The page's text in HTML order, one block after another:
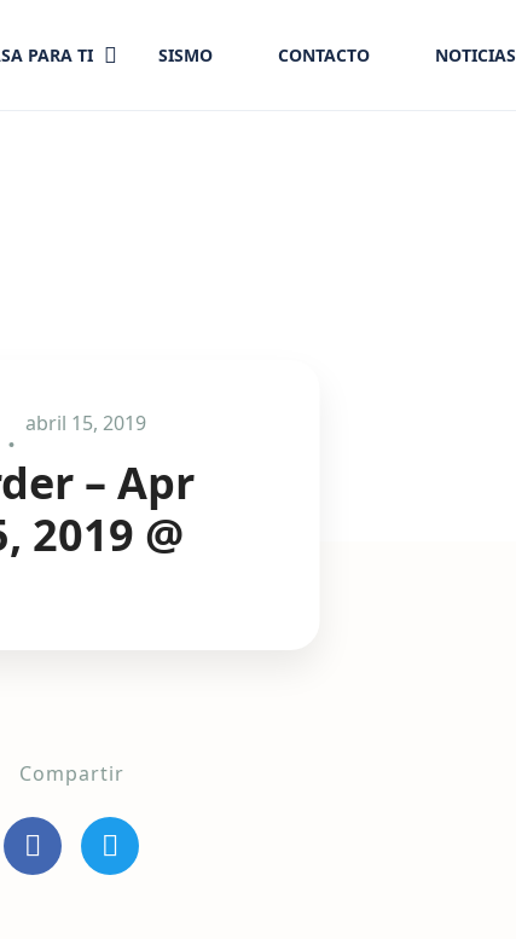
PARA TI SISMO CONTACTO NOTICIAS
abril 15, 2019
– Apr
2019 @
Compartir